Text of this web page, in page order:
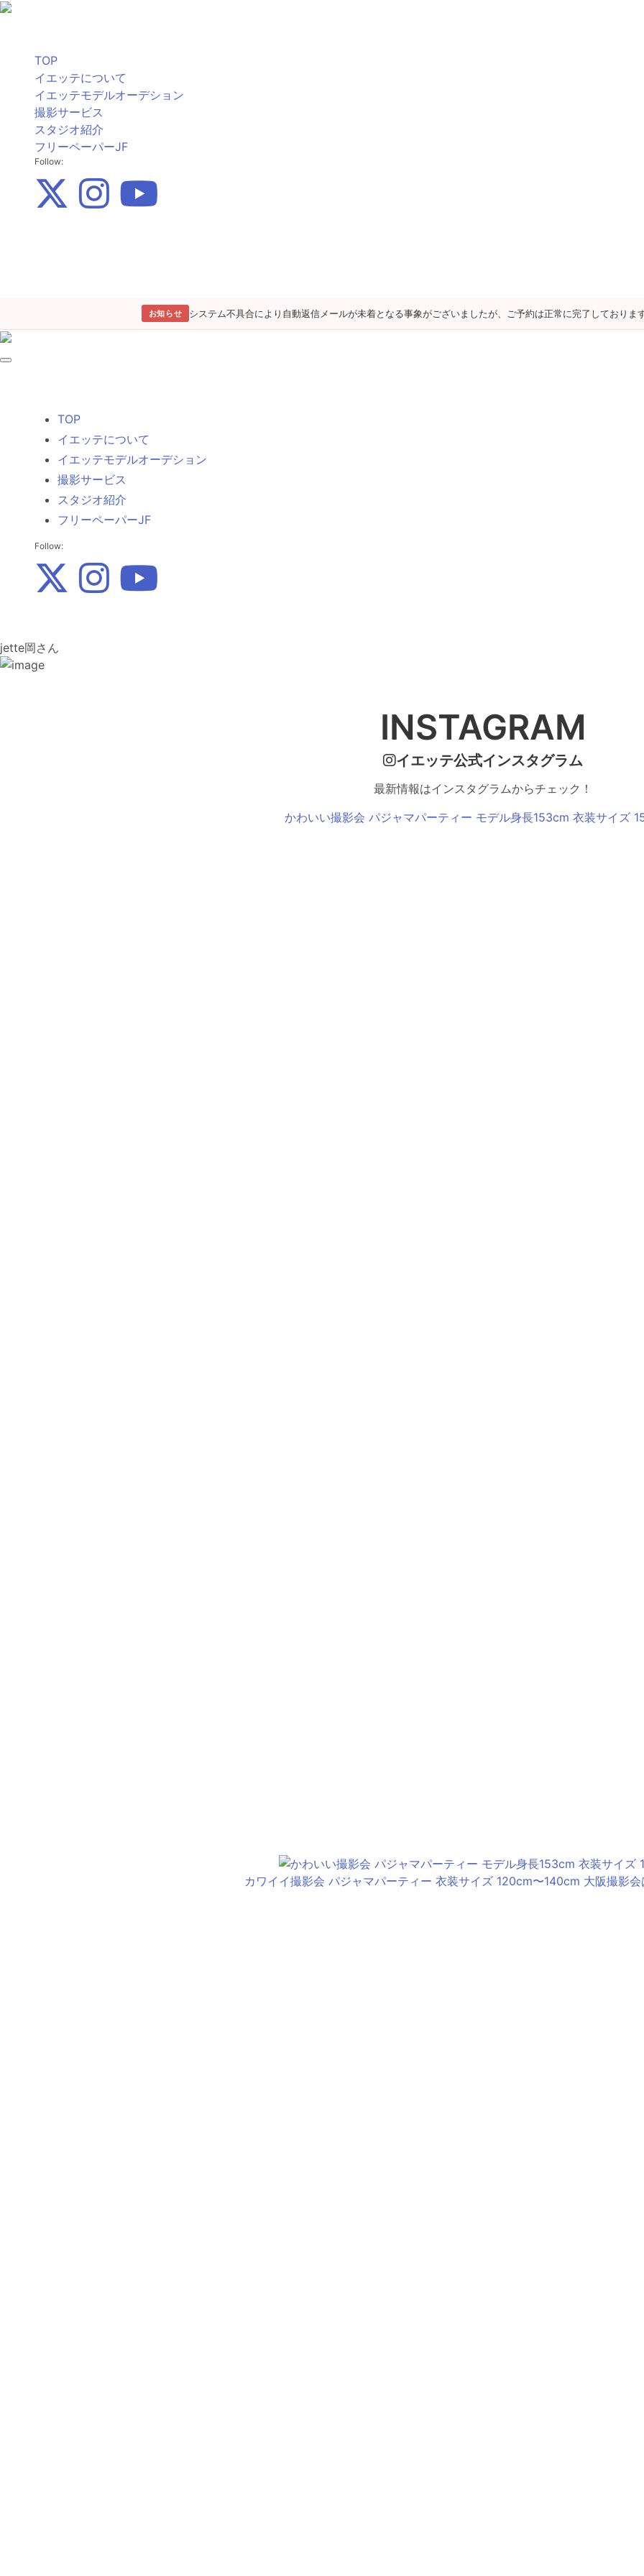
TOP
イエッテについて
イエッテモデルオーデション
撮影サービス
スタジオ紹介
フリーペーパーJF
Follow:
お知らせ システム不具合により自動返信メールが未着となる事象がございましたが、ご予約は正常に完了しており
TOP
イエッテについて
イエッテモデルオーデション
撮影サービス
スタジオ紹介
フリーペーパーJF
Follow:
jette岡さん
INSTAGRAM
イエッテ公式インスタグラム
最新情報はインスタグラムからチェック！
かわいい撮影会 パジャマパーティー モデル身長153cm 衣装サイズ
カワイイ撮影会 パジャマパーティー 衣装サイズ 120cm〜140cm 大阪撮影